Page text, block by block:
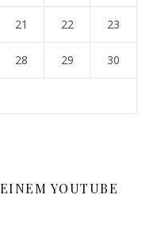
21 22 23
28 29 30
YOUTUBE